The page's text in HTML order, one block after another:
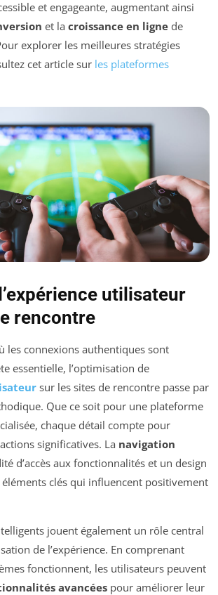
et engageante, augmentant ainsi
et la croissance en ligne de
explorer les meilleures stratégies
cet article sur les plateformes
utilisateur
rencontre
les connexions authentiques sont
essentielle, l’optimisation de
sur les sites de rencontre passe par
Que ce soit pour une plateforme
chaque détail compte pour
significatives. La navigation
d’accès aux fonctionnalités et un design
clés qui influencent positivement
jouent également un rôle central
de l’expérience. En comprenant
fonctionnent, les utilisateurs peuvent
avancées pour améliorer leur